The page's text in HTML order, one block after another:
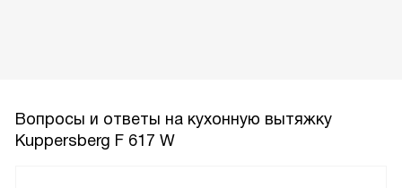
Вопросы и ответы на кухонную вытяжку
Kuppersberg F 617 W